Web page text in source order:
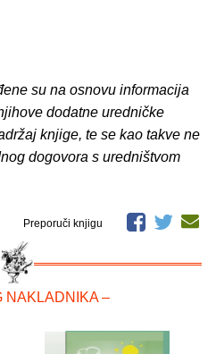
su na osnovu informacija
dodatne uredničke
knjige, te se kao takve ne
dogovora s uredništvom
Preporuči knjigu
NAKLADNIKA –